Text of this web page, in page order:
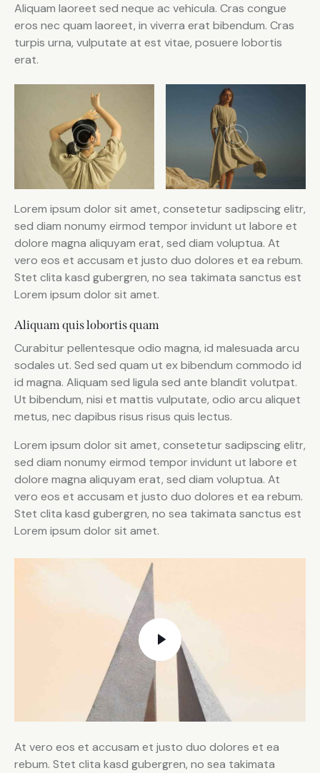
Aliquam laoreet sed neque ac vehicula. Cras congue
eros nec quam laoreet, in viverra erat bibendum. Cras
turpis urna, vulputate at est vitae, posuere lobortis
erat.
Lorem ipsum dolor sit amet, consetetur sadipscing elitr,
sed diam nonumy eirmod tempor invidunt ut labore et
dolore magna aliquyam erat, sed diam voluptua. At
vero eos et accusam et justo duo dolores et ea rebum.
Stet clita kasd gubergren, no sea takimata sanctus est
Lorem ipsum dolor sit amet.
Aliquam quis lobortis quam
Curabitur pellentesque odio magna, id malesuada arcu
sodales ut. Sed sed quam ut ex bibendum commodo id
id magna. Aliquam sed ligula sed ante blandit volutpat.
Ut bibendum, nisi et mattis vulputate, odio arcu aliquet
metus, nec dapibus risus risus quis lectus.
Lorem ipsum dolor sit amet, consetetur sadipscing elitr,
sed diam nonumy eirmod tempor invidunt ut labore et
dolore magna aliquyam erat, sed diam voluptua. At
vero eos et accusam et justo duo dolores et ea rebum.
Stet clita kasd gubergren, no sea takimata sanctus est
Lorem ipsum dolor sit amet.
At vero eos et accusam et justo duo dolores et ea
rebum. Stet clita kasd gubergren, no sea takimata